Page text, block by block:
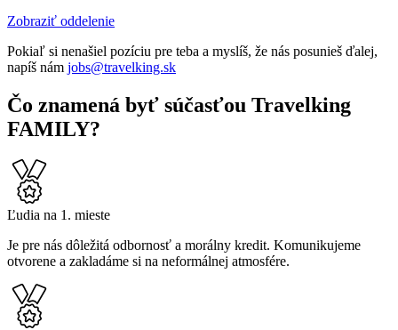
Zobraziť oddelenie
Pokiaľ si nenašiel pozíciu pre teba a myslíš, že nás posunieš ďalej,
napíš nám jobs@travelking.sk
Čo znamená byť súčasťou Travelking
FAMILY?
Ľudia na 1. mieste
Je pre nás dôležitá odbornosť a morálny kredit. Komunikujeme
otvorene a zakladáme si na neformálnej atmosfére.